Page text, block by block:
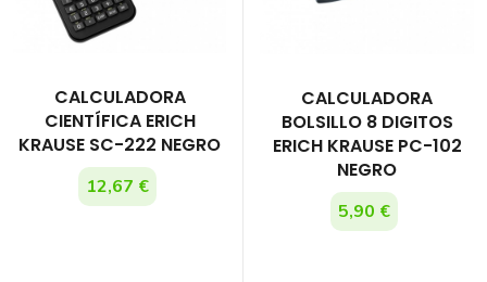
CALCULADORA
CIENTÍFICA ERICH
KRAUSE SC-222 NEGRO
12,67 €
CALCULADORA
BOLSILLO 8 DIGITOS
ERICH KRAUSE PC-102
NEGRO
5,90 €